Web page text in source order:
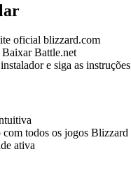
oficial blizzard.com
Battle.net
e siga as instruções
com todos os jogos Blizzard
ativa